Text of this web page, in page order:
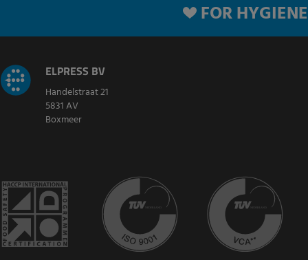
FOR HYGIENE
ELPRESS BV
Handelstraat 21
5831 AV
Boxmeer